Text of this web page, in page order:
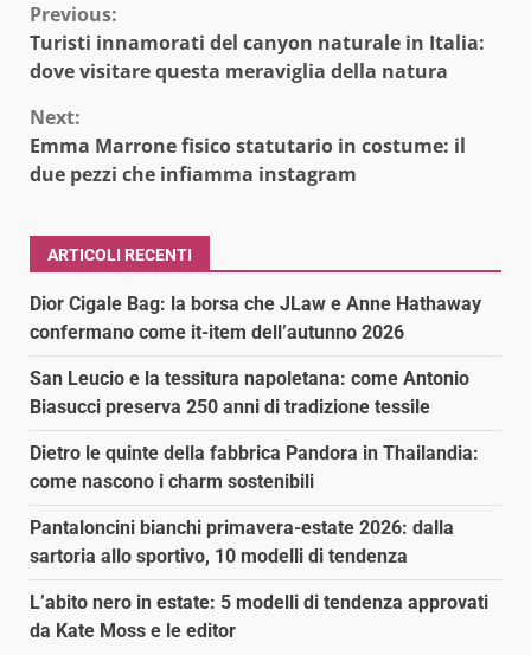
Continue
Reading
Previous:
Turisti innamorati del canyon naturale in Italia:
dove visitare questa meraviglia della natura
Next:
Emma Marrone fisico statutario in costume: il
due pezzi che infiamma instagram
ARTICOLI RECENTI
Dior Cigale Bag: la borsa che JLaw e Anne Hathaway
confermano come it-item dell’autunno 2026
San Leucio e la tessitura napoletana: come Antonio
Biasucci preserva 250 anni di tradizione tessile
Dietro le quinte della fabbrica Pandora in Thailandia:
come nascono i charm sostenibili
Pantaloncini bianchi primavera-estate 2026: dalla
sartoria allo sportivo, 10 modelli di tendenza
L’abito nero in estate: 5 modelli di tendenza approvati
da Kate Moss e le editor